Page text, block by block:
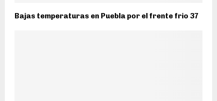
Bajas temperaturas en Puebla por el frente frio 37